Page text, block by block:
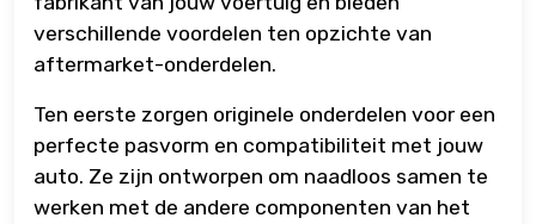
verschillende voordelen ten opzichte van
aftermarket-onderdelen.
Ten eerste zorgen originele onderdelen voor een
perfecte pasvorm en compatibiliteit met jouw
auto. Ze zijn ontworpen om naadloos samen te
werken met de andere componenten van het